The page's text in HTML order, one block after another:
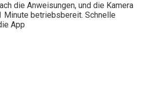
die Anweisungen, und die Kamera
Minute betriebsbereit. Schnelle
App